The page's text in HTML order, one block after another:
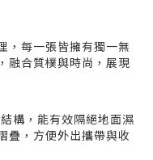
，每一張皆擁有獨一無
融合質樸與時尚，展現
構，能有效隔絕地面濕
疊，方便外出攜帶與收